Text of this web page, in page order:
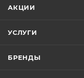
АКЦИИ
УСЛУГИ
БРЕНДЫ